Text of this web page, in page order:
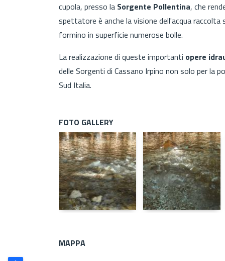
cupola, presso la Sorgente Pollentina, che
spettatore è anche la visione dell'acqua
formino in superficie numerose bolle.
La realizzazione di queste importanti opere
delle Sorgenti di Cassano Irpino non solo per la
Sud Italia.
FOTO GALLERY
MAPPA